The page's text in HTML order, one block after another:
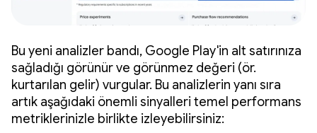
Bu yeni analizler bandı, Google Play'in alt satırınıza
sağladığı görünür ve görünmez değeri (ör.
kurtarılan gelir) vurgular. Bu analizlerin yanı sıra
artık aşağıdaki önemli sinyalleri temel performans
metriklerinizle birlikte izleyebilirsiniz: